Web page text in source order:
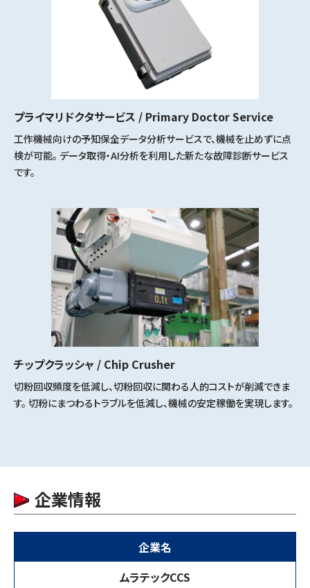
プライマリドクタサービス / Primary Doctor Service
工作機械向けの予知保全データ分析サービスで、機械を止めずに点
検が可能。 データ取得・AI分析を利用した新たな故障診断サービス
です。
チップクラッシャ / Chip Crusher
切粉回収頻度を低減し、切粉回収に関わる人的コストが削減できま
す。 切粉にまつわるトラブルを低減し、機械の安定稼働を実現します。
企業情報
企業名
ムラテックCCS